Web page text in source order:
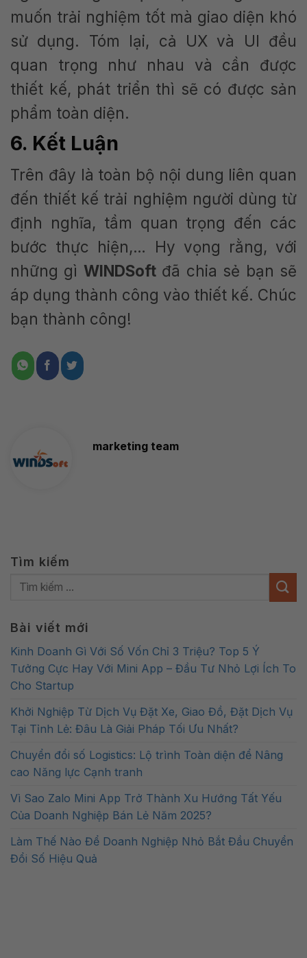
muốn trải nghiệm tốt mà giao diện khó
sử dụng. Tóm lại, cả UX và UI đều
quan trọng như nhau và cần được
thiết kế, phát triển thì sẽ có được sản
phẩm toàn diện.
6. Kết Luận
Trên đây là toàn bộ nội dung liên quan
đến thiết kế trải nghiệm người dùng từ
định nghĩa, tầm quan trọng đến các
bước thực hiện,… Hy vọng rằng, với
những gì WINDSoftđã chia sẻ bạn sẽ
áp dụng thành công vào thiết kế. Chúc
bạn thành công!
marketing team
Tìm kiếm
Bài viết mới
Kinh Doanh Gì Với Số Vốn Chỉ 3 Triệu? Top 5 Ý
Tưởng Cực Hay Với Mini App – Đầu Tư Nhỏ Lợi Ích To
Cho Startup
Khởi Nghiệp Từ Dịch Vụ Đặt Xe, Giao Đồ, Đặt Dịch Vụ
Tại Tỉnh Lẻ: Đâu Là Giải Pháp Tối Ưu Nhất?
Chuyển đổi số Logistics: Lộ trình Toàn diện để Nâng
cao Năng lực Cạnh tranh
Vì Sao Zalo Mini App Trở Thành Xu Hướng Tất Yếu
Của Doanh Nghiệp Bán Lẻ Năm 2025?
Làm Thế Nào Để Doanh Nghiệp Nhỏ Bắt Đầu Chuyển
Đổi Số Hiệu Quả